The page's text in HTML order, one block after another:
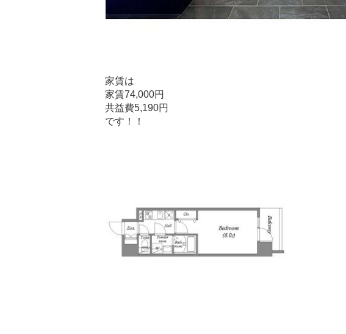
家賃は
家賃74,000円
共益費5,190円
です！！